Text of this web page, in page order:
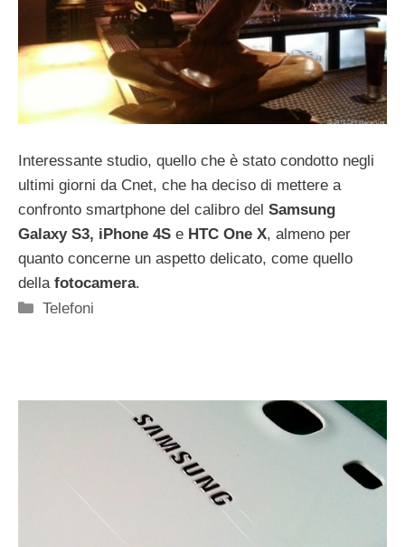
Interessante studio, quello che è stato condotto negli
ultimi giorni da Cnet, che ha deciso di mettere a
confronto smartphone del calibro del Samsung
Galaxy S3, iPhone 4S e HTC One X, almeno per
quanto concerne un aspetto delicato, come quello
della fotocamera.
Categorie
Telefoni